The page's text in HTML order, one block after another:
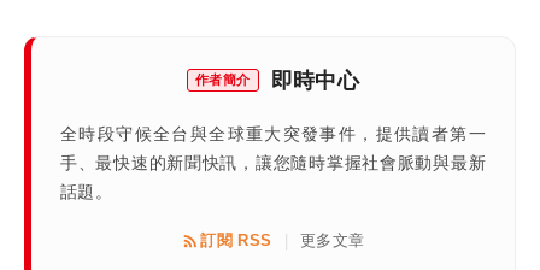
作者簡介 即時中心
全時段守候全台與全球重大突發事件，提供讀者第一
手、最快速的新聞快訊，讓您隨時掌握社會脈動與最新
話題。
訂閱 RSS 更多文章